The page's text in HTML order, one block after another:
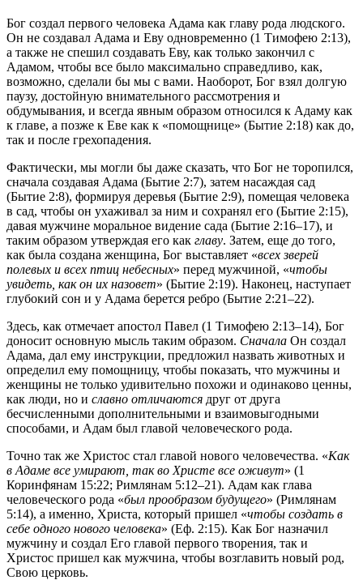
Бог создал первого человека Адама как главу рода людского.
Он не создавал Адама и Еву одновременно (1 Тимофею 2:13),
а также не спешил создавать Еву, как только закончил с
Адамом, чтобы все было максимально справедливо, как,
возможно, сделали бы мы с вами. Наоборот, Бог взял долгую
паузу, достойную внимательного рассмотрения и
обдумывания, и всегда явным образом относился к Адаму как
к главе, а позже к Еве как к «помощнице» (Бытие 2:18) как до,
так и после грехопадения.
Фактически, мы могли бы даже сказать, что Бог не торопился,
сначала создавая Адама (Бытие 2:7), затем насаждая сад
(Бытие 2:8), формируя деревья (Бытие 2:9), помещая человека
в сад, чтобы он ухаживал за ним и сохранял его (Бытие 2:15),
давая мужчине моральное видение сада (Бытие 2:16–17), и
таким образом утверждая его как главу. Затем, еще до того,
как была создана женщина, Бог выставляет «всех зверей
полевых и всех птиц небесных» перед мужчиной, «чтобы
увидеть, как он их назовет» (Бытие 2:19). Наконец, наступает
глубокий сон и у Адама берется ребро (Бытие 2:21–22).
Здесь, как отмечает апостол Павел (1 Тимофею 2:13–14), Бог
доносит основную мысль таким образом. Сначала Он создал
Адама, дал ему инструкции, предложил назвать животных и
определил ему помощницу, чтобы показать, что мужчины и
женщины не только удивительно похожи и одинаково ценны,
как люди, но и славно отличаются друг от друга
бесчисленными дополнительными и взаимовыгодными
способами, и Адам был главой человеческого рода.
Точно так же Христос стал главой нового человечества. «Как
в Адаме все умирают, так во Христе все оживут» (1
Коринфянам 15:22; Римлянам 5:12–21). Адам как глава
человеческого рода «был прообразом будущего» (Римлянам
5:14), а именно, Христа, который пришел «чтобы создать в
себе одного нового человека» (Еф. 2:15). Как Бог назначил
мужчину и создал Его главой первого творения, так и
Христос пришел как мужчина, чтобы возглавить новый род,
Свою церковь.